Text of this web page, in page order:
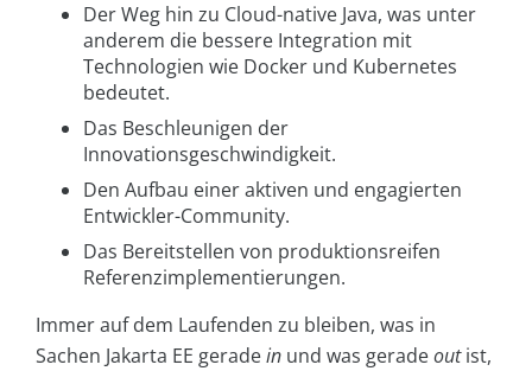
Der Weg hin zu Cloud-native Java, was unter
anderem die bessere Integration mit
Technologien wie Docker und Kubernetes
bedeutet.
Das Beschleunigen der
Innovationsgeschwindigkeit.
Den Aufbau einer aktiven und engagierten
Entwickler-Community.
Das Bereitstellen von produktionsreifen
Referenzimplementierungen.
Immer auf dem Laufenden zu bleiben, was in
Sachen Jakarta EE geradein und was geradeoutist,